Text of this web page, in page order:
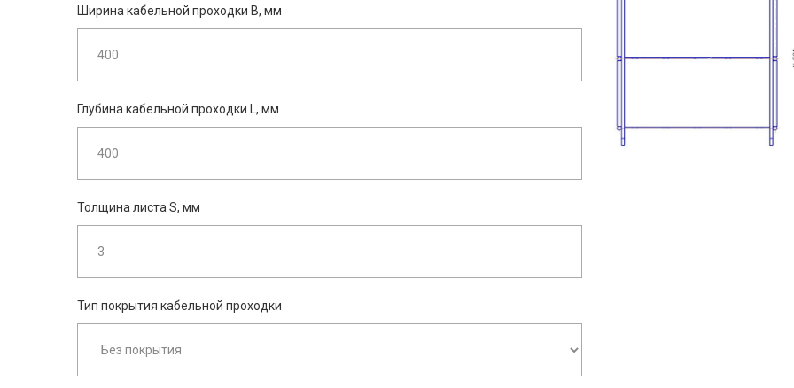
Ширина кабельной проходки B, мм
Глубина кабельной проходки L, мм
Толщина листа S, мм
Тип покрытия кабельной проходки